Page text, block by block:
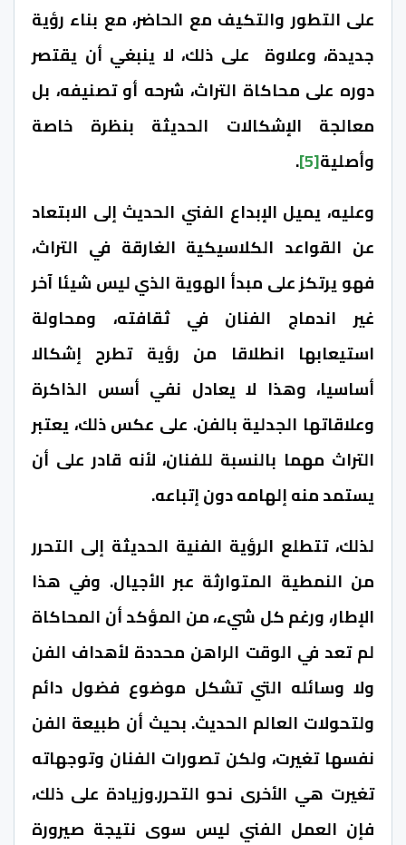
على التطور والتكيف مع الحاضر، مع بناء رؤية
جديدة، وعلاوة على ذلك، لا ينبغي أن يقتصر
دوره على محاكاة التراث، شرحه أو تصنيفه، بل
معالجة الإشكالات الحديثة بنظرة خاصة
وأصلية[5]
.
وعليه، يميل الإبداع الفني الحديث إلى الابتعاد
عن القواعد الكلاسيكية الغارقة في التراث،
فهو يرتكز على مبدأ الهوية الذي ليس شيئا آخر
غير اندماج الفنان في ثقافته، ومحاولة
استيعابها انطلاقا من رؤية تطرح إشكالا
أساسيا، وهذا لا يعادل نفي أسس الذاكرة
وعلاقاتها الجدلية بالفن. على عكس ذلك، يعتبر
التراث مهما بالنسبة للفنان، لأنه قادر على أن
يستمد منه إلهامه دون إتباعه.
لذلك، تتطلع الرؤية الفنية الحديثة إلى التحرر
من النمطية المتوارثة عبر الأجيال. وفي هذا
الإطار، ورغم كل شيء، من المؤكد أن المحاكاة
لم تعد في الوقت الراهن محددة لأهداف الفن
ولا وسائله التي تشكل موضوع فضول دائم
ولتحولات العالم الحديث. بحيث أن طبيعة الفن
نفسها تغيرت، ولكن تصورات الفنان وتوجهاته
تغيرت هي الأخرى نحو التحرر.وزيادة على ذلك،
فإن العمل الفني ليس سوى نتيجة صيرورة